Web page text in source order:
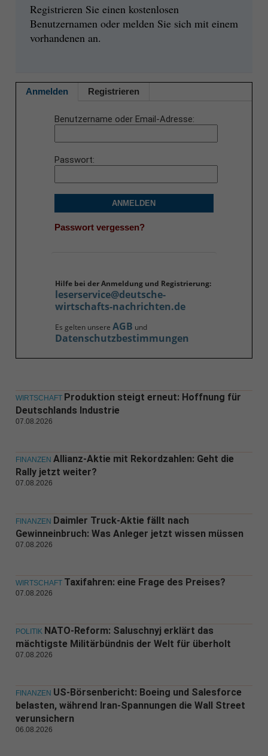
Registrieren Sie einen kostenlosen
Benutzernamen oder melden Sie sich mit einem
vorhandenen an.
Anmelden Registrieren
Benutzername oder Email-Adresse
Passwort
ANMELDEN
Passwort vergessen?
Hilfe bei der Anmeldung und Registrierung:
leserservice@deutsche-
wirtschafts-nachrichten.de
Es gelten unsere AGB und
Datenschutzbestimmungen
WIRTSCHAFT Produktion steigt erneut: Hoffnung für
Deutschlands Industrie
07.08.2026
FINANZEN Allianz-Aktie mit Rekordzahlen: Geht die
Rally jetzt weiter?
07.08.2026
FINANZEN Daimler Truck-Aktie fällt nach
Gewinneinbruch: Was Anleger jetzt wissen müssen
07.08.2026
WIRTSCHAFT Taxifahren: eine Frage des Preises?
07.08.2026
POLITIK NATO-Reform: Saluschnyj erklärt das
mächtigste Militärbündnis der Welt für überholt
07.08.2026
FINANZEN US-Börsenbericht: Boeing und Salesforce
belasten, während Iran-Spannungen die Wall Street
verunsichern
06.08.2026